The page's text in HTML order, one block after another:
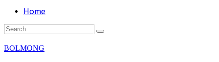
Home
BOLMONG